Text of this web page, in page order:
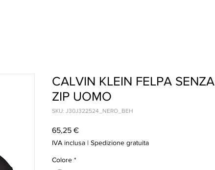
CALVIN KLEIN FELPA SENZA
ZIP UOMO
SKU: J30J322524_NERO_BEH
65,25 €Prezzo
IVA inclusa | Spedizione gratuita
Colore *